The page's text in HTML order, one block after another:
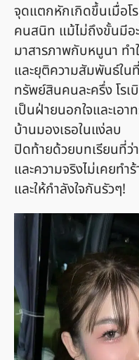
จุดแตกหักเกิดขึ้นเมื่อโ
คนสนิท แม้ไม่ถึงขั้นมีอ
มาสารภาพกับหนูนา ท
และยุติความสัมพันธ์ใ
ทรัพย์สินคนละครึ่ง โร
เป็นฝ่ายนอกใจและเอ
บ้านมองเธอในแง่ลบ
ปิดท้ายด้วยบทเรียนที่ว่
และความจริงไม่เคยทำ
และให้กำลังใจกันรัวๆ!